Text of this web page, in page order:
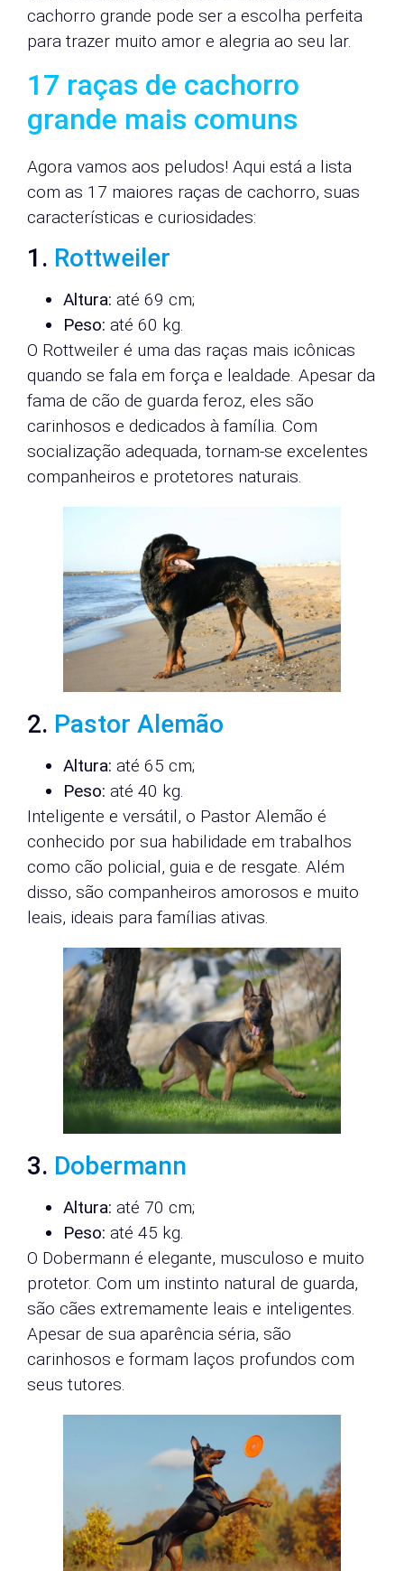
cachorro grande pode ser a escolha perfeita
para trazer muito amor e alegria ao seu lar.
17 raças de cachorro
grande mais comuns
Agora vamos aos peludos! Aqui está a lista
com as 17 maiores raças de cachorro, suas
características e curiosidades:
1. Rottweiler
Altura: até 69 cm;
Peso: até 60 kg.
O Rottweiler é uma das raças mais icônicas
quando se fala em força e lealdade. Apesar da
fama de cão de guarda feroz, eles são
carinhosos e dedicados à família. Com
socialização adequada, tornam-se excelentes
companheiros e protetores naturais.
2. Pastor Alemão
Altura: até 65 cm;
Peso: até 40 kg.
Inteligente e versátil, o Pastor Alemão é
conhecido por sua habilidade em trabalhos
como cão policial, guia e de resgate. Além
disso, são companheiros amorosos e muito
leais, ideais para famílias ativas.
3. Dobermann
Altura: até 70 cm;
Peso: até 45 kg.
O Dobermann é elegante, musculoso e muito
protetor. Com um instinto natural de guarda,
são cães extremamente leais e inteligentes.
Apesar de sua aparência séria, são
carinhosos e formam laços profundos com
seus tutores.